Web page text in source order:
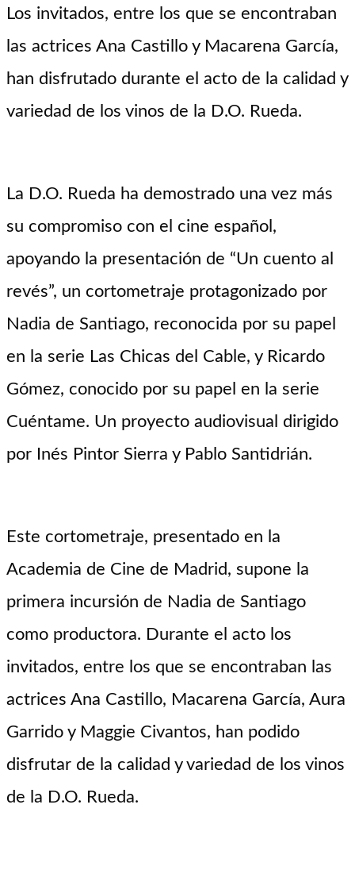
Los invitados, entre los que se encontraban
las actrices Ana Castillo y Macarena García,
han disfrutado durante el acto de la calidad y
variedad de los vinos de la D.O. Rueda.
La D.O. Rueda ha demostrado una vez más
su compromiso con el cine español,
apoyando la presentación de “Un cuento al
revés”, un cortometraje protagonizado por
Nadia de Santiago, reconocida por su papel
en la serie Las Chicas del Cable, y Ricardo
Gómez, conocido por su papel en la serie
Cuéntame. Un proyecto audiovisual dirigido
por Inés Pintor Sierra y Pablo Santidrián.
Este cortometraje, presentado en la
Academia de Cine de Madrid, supone la
primera incursión de Nadia de Santiago
como productora. Durante el acto los
invitados, entre los que se encontraban las
actrices Ana Castillo, Macarena García, Aura
Garrido y Maggie Civantos, han podido
disfrutar de la calidad y variedad de los vinos
de la D.O. Rueda.